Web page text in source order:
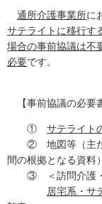
通所介護事業所に
サテライトに移行す
場合の事前協議は不
必要です。
【事前協議の必要
① サテライト
② 地図等（主たる
間の根拠となる資料）
③ ＜訪問介護・
居宅系・サ